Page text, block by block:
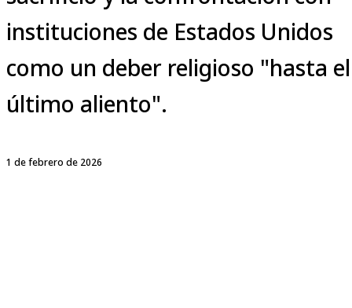
instituciones de Estados Unidos
como un deber religioso "hasta el
último aliento".
1 de febrero de 2026